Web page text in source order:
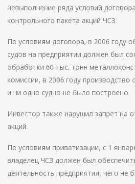
невыполнение ряда условий
контрольного пакета акций ЧСЗ.
По условиям договора, в 2006 году
судов на предприятии должен был
обработки 60 тыс. тонн
комиссии, в 2006 году производство
и ни одно судно не было построено.
Инвестор также нарушил запрет на
акций.
По условиям приватизации, с 1
владелец ЧСЗ должен был
деятельность предприятия, чего не